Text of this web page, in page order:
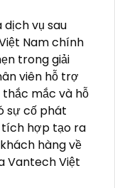
vụ sau
Nam chính
trong giải
viên hỗ trợ
mắc và hỗ
sự cố phát
tích hợp tạo ra
hàng về
Vantech Việt